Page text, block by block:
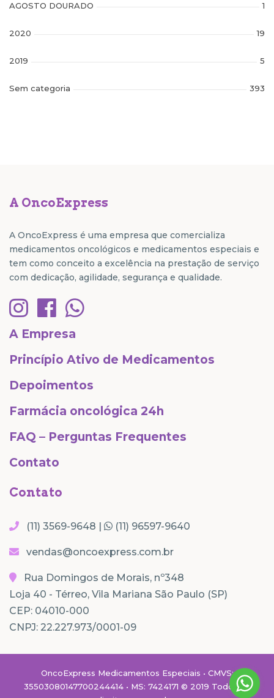
AGOSTO DOURADO 1
2020 19
2019 5
Sem categoria 393
A OncoExpress
A OncoExpress é uma empresa que comercializa
medicamentos oncológicos e medicamentos especiais e
tem como conceito a excelência na prestação de serviço
com dedicação, agilidade, segurança e qualidade.
A Empresa
Princípio Ativo de Medicamentos
Depoimentos
Farmácia oncológica 24h
FAQ – Perguntas Frequentes
Contato
Contato
(11) 3569-9648 | (11) 96597-9640
vendas@oncoexpress.com.br
Rua Domingos de Morais, nº348
Loja 40 - Térreo, Vila Mariana São Paulo (SP)
CEP: 04010-000
CNPJ: 22.227.973/0001-09
OncoExpress Medicamentos Especiais • CMVS:
35503080147700244414 • MS: 7424171 © 2019 Todos os